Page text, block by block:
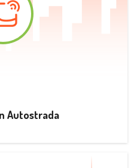
Autostrada